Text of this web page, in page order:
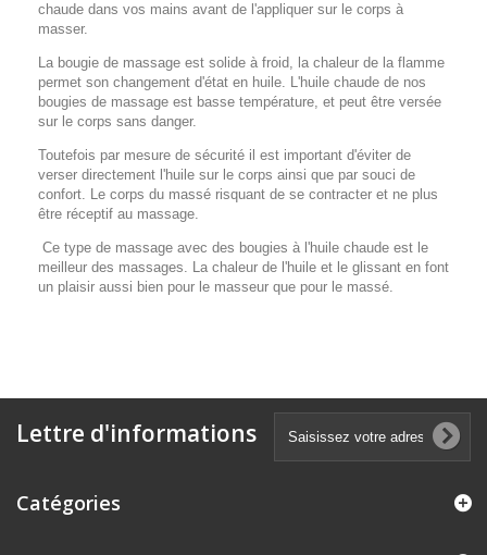
chaude dans vos mains avant de l'appliquer sur le corps à
masser.
La bougie de massage est solide à froid, la chaleur de la flamme
permet son changement d'état en huile. L'huile chaude de nos
bougies de massage est basse température, et peut être versée
sur le corps sans danger.
Toutefois par mesure de sécurité il est important d'éviter de
verser directement l'huile sur le corps ainsi que par souci de
confort. Le corps du massé risquant de se contracter et ne plus
être réceptif au massage.
Ce type de massage avec des bougies à l'huile chaude est le
meilleur des massages. La chaleur de l'huile et le glissant en font
un plaisir aussi bien pour le masseur que pour le massé.
Lettre d'informations
Catégories